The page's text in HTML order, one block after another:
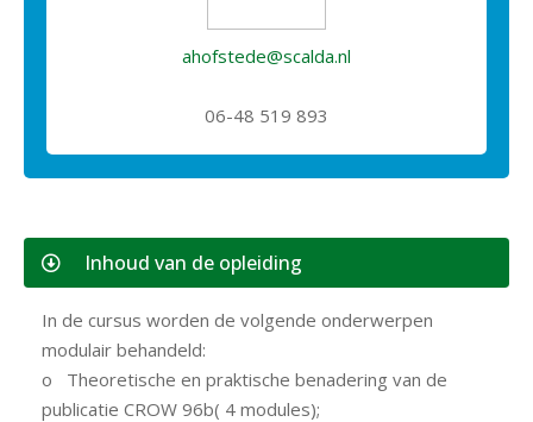
ahofstede@scalda.nl
06-48 519 893
Inhoud van de opleiding
In de cursus worden de volgende onderwerpen
modulair behandeld:
o Theoretische en praktische benadering van de
publicatie CROW 96b( 4 modules);